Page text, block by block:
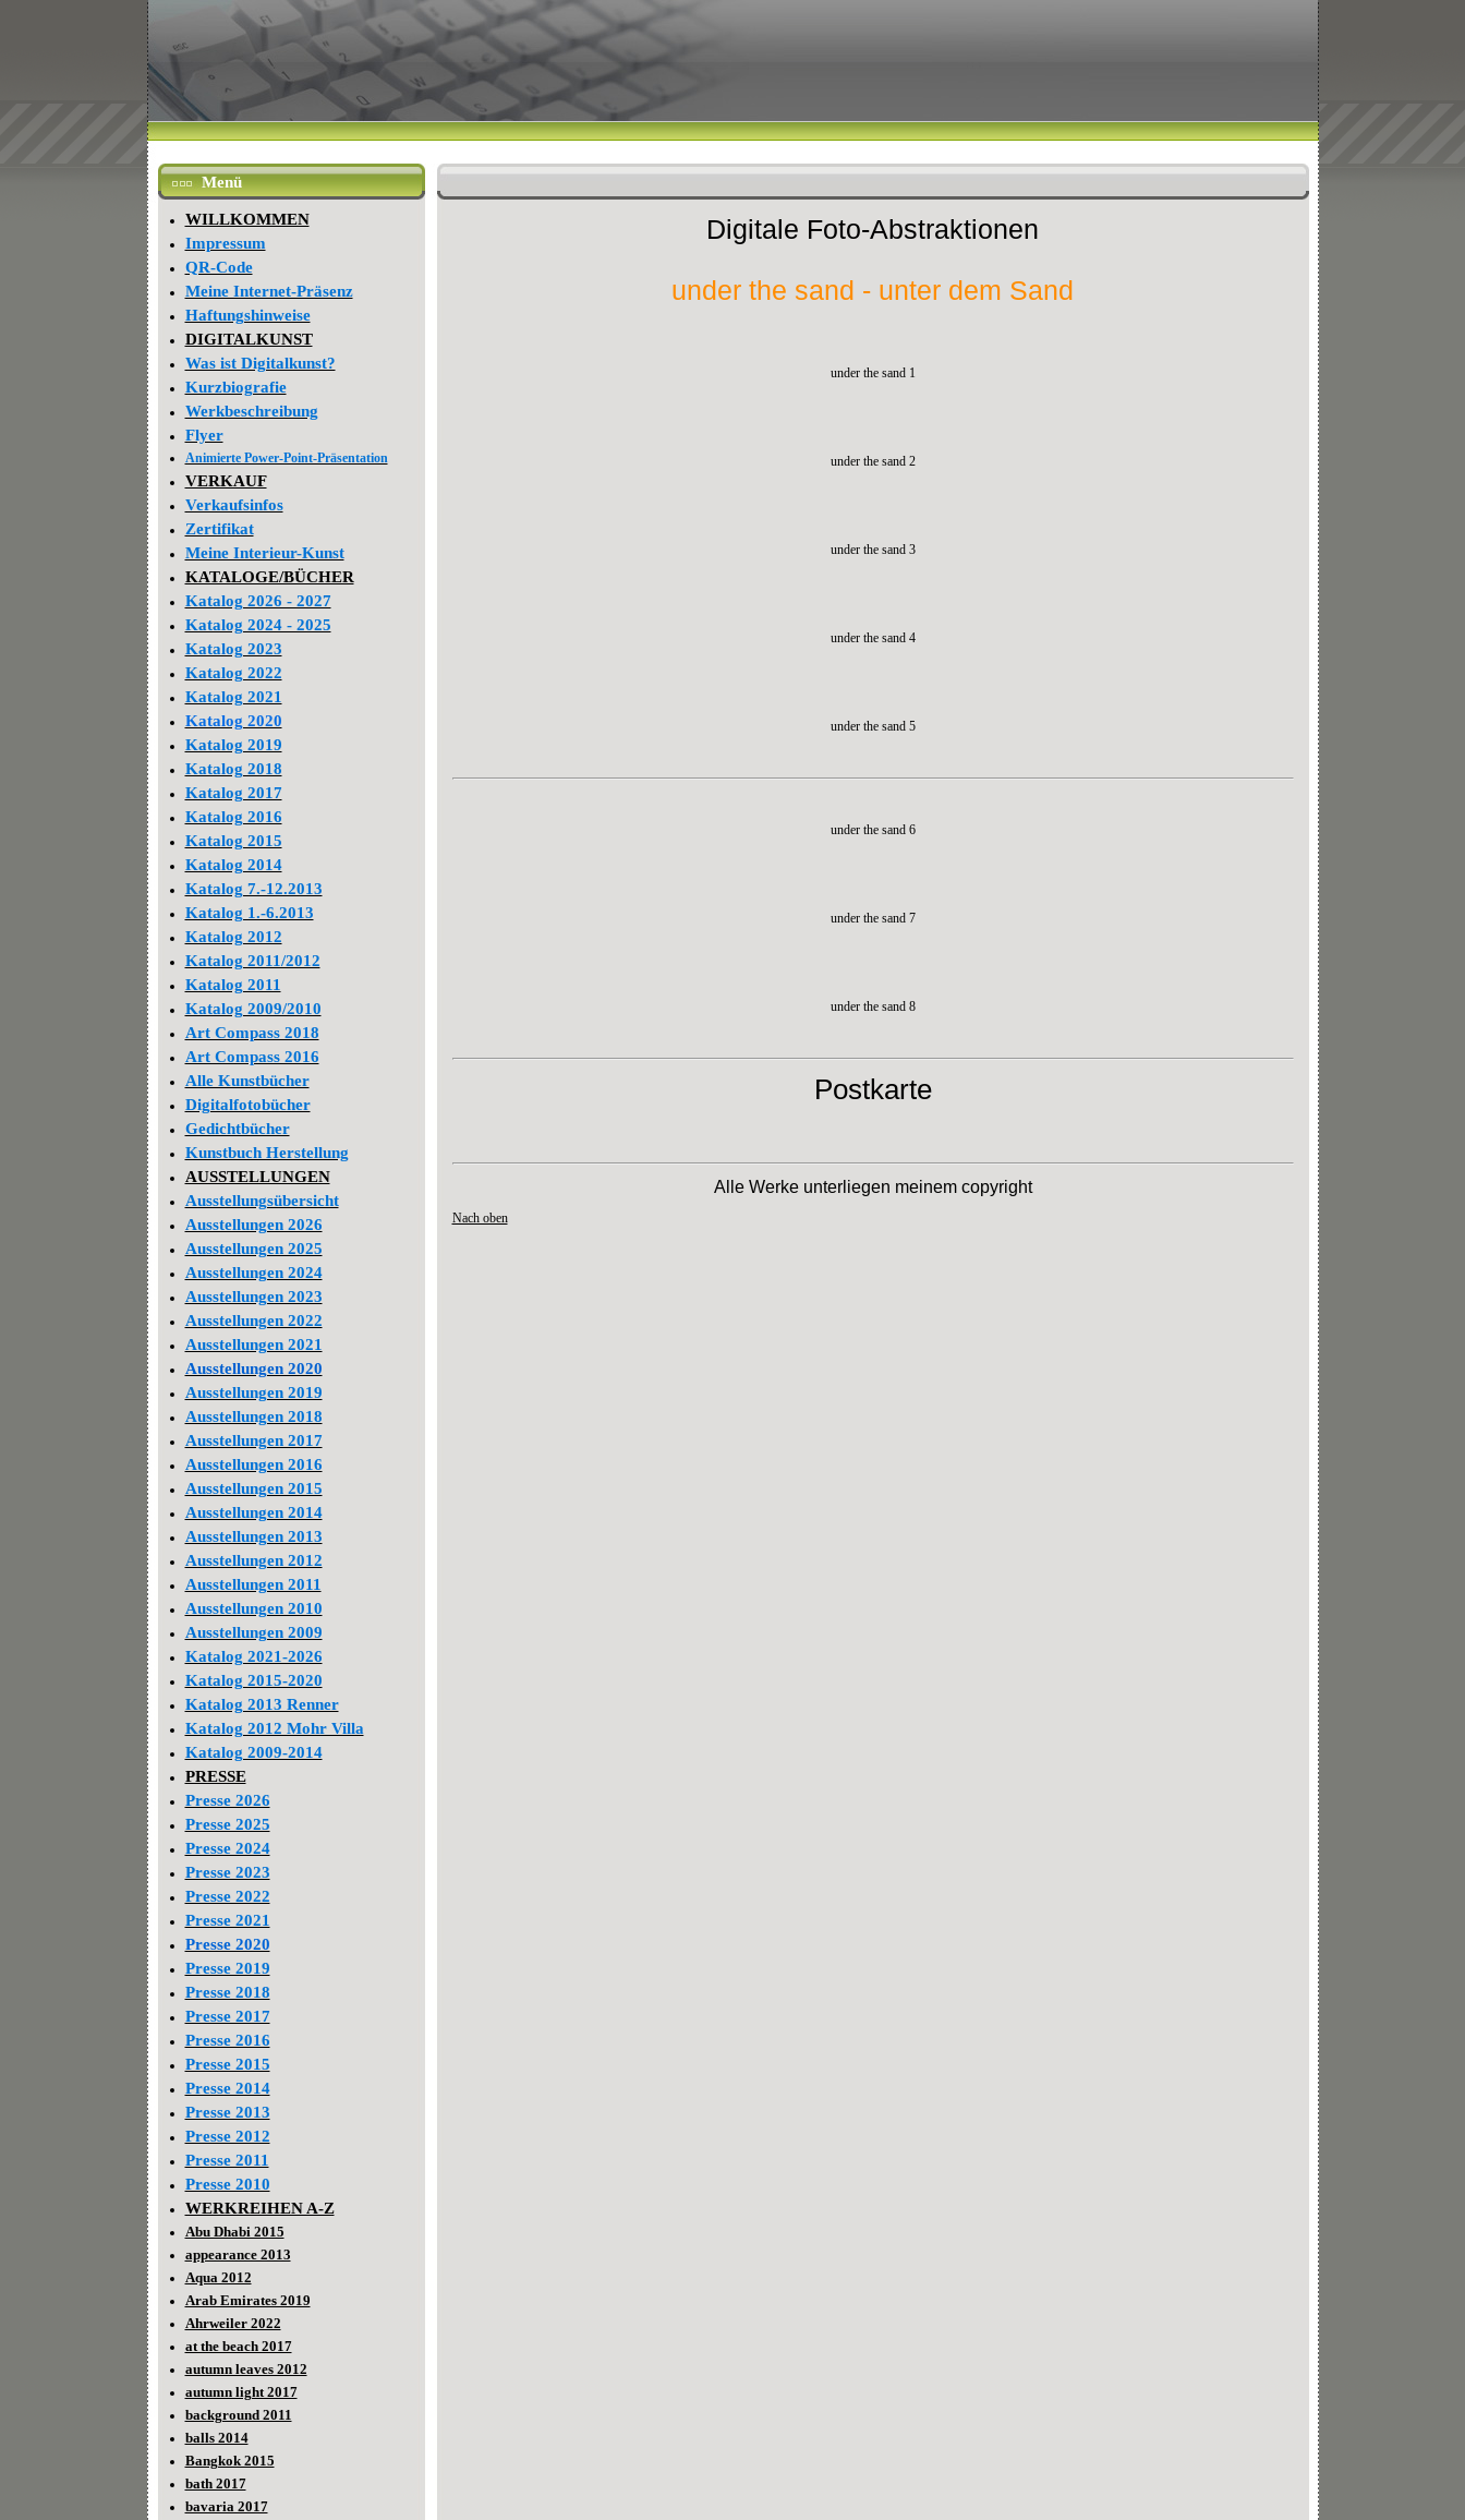
Menü
WILLKOMMEN
Impressum
QR-Code
Meine Internet-Präsenz
Haftungshinweise
DIGITALKUNST
Was ist Digitalkunst?
Kurzbiografie
Werkbeschreibung
Flyer
Animierte Power-Point-Präsentation
VERKAUF
Verkaufsinfos
Zertifikat
Meine Interieur-Kunst
KATALOGE/BÜCHER
Katalog 2026 - 2027
Katalog 2024 - 2025
Katalog 2023
Katalog 2022
Katalog 2021
Katalog 2020
Katalog 2019
Katalog 2018
Katalog 2017
Katalog 2016
Katalog 2015
Katalog 2014
Katalog 7.-12.2013
Katalog 1.-6.2013
Katalog 2012
Katalog 2011/2012
Katalog 2011
Katalog 2009/2010
Art Compass 2018
Art Compass 2016
Alle Kunstbücher
Digitalfotobücher
Gedichtbücher
Kunstbuch Herstellung
AUSSTELLUNGEN
Ausstellungsübersicht
Ausstellungen 2026
Ausstellungen 2025
Ausstellungen 2024
Ausstellungen 2023
Ausstellungen 2022
Ausstellungen 2021
Ausstellungen 2020
Ausstellungen 2019
Ausstellungen 2018
Ausstellungen 2017
Ausstellungen 2016
Ausstellungen 2015
Ausstellungen 2014
Ausstellungen 2013
Ausstellungen 2012
Ausstellungen 2011
Ausstellungen 2010
Ausstellungen 2009
Katalog 2021-2026
Katalog 2015-2020
Katalog 2013 Renner
Katalog 2012 Mohr Villa
Katalog 2009-2014
PRESSE
Presse 2026
Presse 2025
Presse 2024
Presse 2023
Presse 2022
Presse 2021
Presse 2020
Presse 2019
Presse 2018
Presse 2017
Presse 2016
Presse 2015
Presse 2014
Presse 2013
Presse 2012
Presse 2011
Presse 2010
WERKREIHEN A-Z
Abu Dhabi 2015
appearance 2013
Aqua 2012
Arab Emirates 2019
Ahrweiler 2022
at the beach 2017
autumn leaves 2012
autumn light 2017
background 2011
balls 2014
Bangkok 2015
bath 2017
bavaria 2017
Digitale Foto-Abstraktionen
under the sand - unter dem Sand
under the sand 1
under the sand 2
under the sand 3
under the sand 4
under the sand 5
under the sand 6
under the sand 7
under the sand 8
Postkarte
Alle Werke unterliegen meinem copyright
Nach oben